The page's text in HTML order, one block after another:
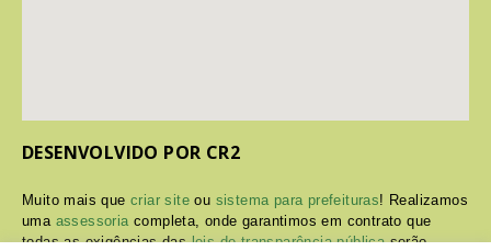
DESENVOLVIDO POR CR2
Muito mais quecriar site ou sistema para prefeituras! Realizamos
uma assessoria completa, onde garantimos em contrato que
todas as exigências dasleis de transparência públicaserão